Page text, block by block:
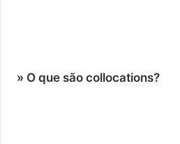
» O que são collocations?